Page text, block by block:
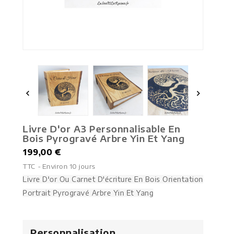
 
Livre D'or A3 Personnalisable En
Bois Pyrogravé Arbre Yin Et Yang
199,00 €
TTC Environ 10 jours
Livre D'or Ou Carnet D'écriture En Bois Orientation
Portrait Pyrogravé Arbre Yin Et Yang